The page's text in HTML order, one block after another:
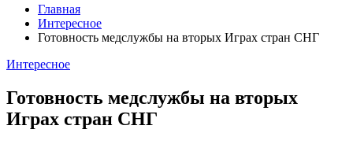
Главная
Интересное
Готовность медслужбы на вторых Играх стран СНГ
Интересное
Готовность медслужбы на вторых
Играх стран СНГ